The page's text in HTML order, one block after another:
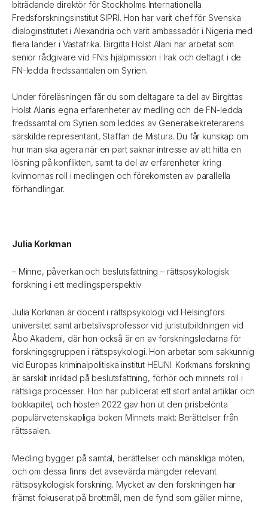
biträdande direktör för Stockholms Internationella
Fredsforskningsinstitut SIPRI. Hon har varit chef för Svenska
dialoginstitutet i Alexandria och varit ambassadör i Nigeria med
flera länder i Västafrika. Birgitta Holst Alani har arbetat som
senior rådgivare vid FN:s hjälpmission i Irak och deltagit i de
FN-ledda fredssamtalen om Syrien.
Under föreläsningen får du som deltagare ta del av Birgittas
Holst Alanis egna erfarenheter av medling och de FN-ledda
fredssamtal om Syrien som leddes av Generalsekreterarens
särskilde representant, Staffan de Mistura. Du får kunskap om
hur man ska agera när en part saknar intresse av att hitta en
lösning på konflikten, samt ta del av erfarenheter kring
kvinnornas roll i medlingen och förekomsten av parallella
förhandlingar.
Julia Korkman
– Minne, påverkan och beslutsfattning – rättspsykologisk
forskning i ett medlingsperspektiv
Julia Korkman är docent i rättspsykologi vid Helsingfors
universitet samt arbetslivsprofessor vid juristutbildningen vid
Åbo Akademi, där hon också är en av forskningsledarna för
forskningsgruppen i rättspsykologi. Hon arbetar som sakkunnig
vid Europas kriminalpolitiska institut HEUNI. Korkmans forskning
är särskilt inriktad på beslutsfattning, förhör och minnets roll i
rättsliga processer. Hon har publicerat ett stort antal artiklar och
bokkapitel, och hösten 2022 gav hon ut den prisbelönta
populärvetenskapliga boken Minnets makt: Berättelser från
rättssalen.
Medling bygger på samtal, berättelser och mänskliga möten,
och om dessa finns det avsevärda mängder relevant
rättspsykologisk forskning. Mycket av den forskningen har
främst fokuserat på brottmål, men de fynd som gäller minne,